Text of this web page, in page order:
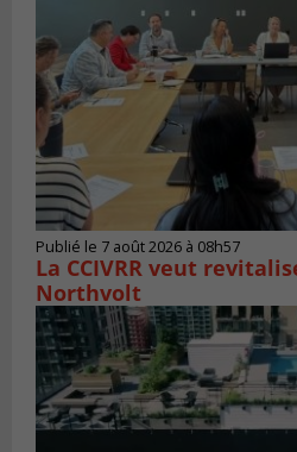
Publié le 7 août 2026 à 08h57
La CCIVRR veut
Northvolt